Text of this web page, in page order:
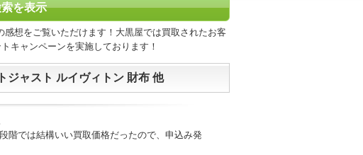
を表示
想をご覧いただけます！大黒屋では買取されたお客
キャンペーンを実施しております！
ジャスト ルイヴィトン 財布 他
階では結構いい買取価格だったので、申込み発